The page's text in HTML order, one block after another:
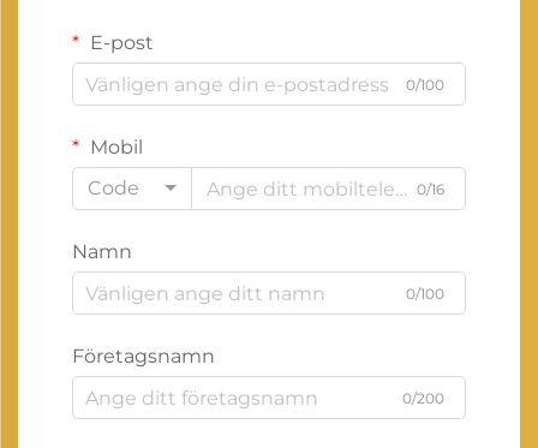
E-post
0/100
Mobil
Code
0/16
Namn
0/100
Företagsnamn
0/200